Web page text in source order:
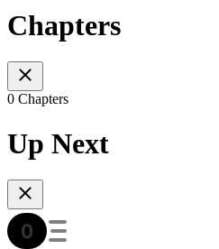
Chapters
0 Chapters
Up Next